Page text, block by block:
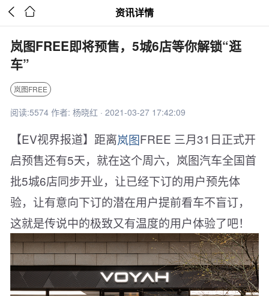
  资讯详情
岚图FREE即将预售，5城6店等你解锁“逛
车”
岚图FREE
阅读:5574 作者: 杨晓红 · 2021-03-27 17:42:09
【EV视界报道】距离岚图FREE 三月31日正式开
启预售还有5天，就在这个周六，岚图汽车全国首
批5城6店同步开业，让已经下订的用户预先体
验，让有意向下订的潜在用户提前看车不盲订，
这就是传说中的极致又有温度的用户体验了吧！